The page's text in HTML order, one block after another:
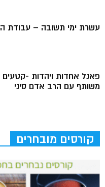
עשרת ימי תשובה – עבודת
פאנל אחדות ויהדות -קטעים
משותף עם הרב אדם סיני
קורסים מובחרים